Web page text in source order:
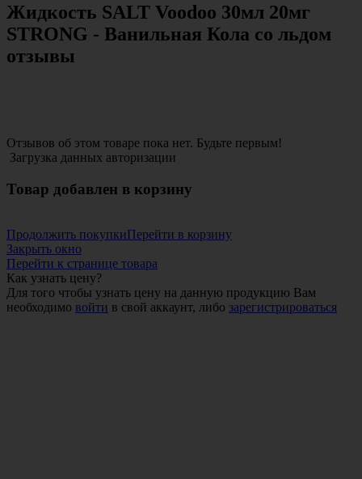
Жидкость SALT Voodoo 30мл 20мг
STRONG - Ванильная Кола со льдом
отзывы
Отзывов об этом товаре пока нет. Будьте первым!
Загрузка данных авторизации
Товар добавлен в корзину
Продолжить покупкиПерейти в корзину
Закрыть окно
Перейти к странице товара
Как узнать цену?
Для того чтобы узнать цену на данную продукцию Вам
необходимо войти в свой аккаунт, либо зарегистрироваться